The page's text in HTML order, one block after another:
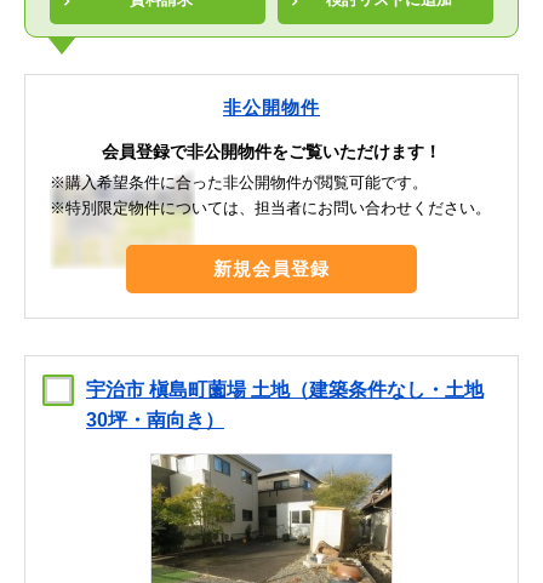
非公開物件
会員登録で非公開物件をご覧いただけます！
※購入希望条件に合った非公開物件が閲覧可能です。
※特別限定物件については、担当者にお問い合わせください。
新規会員登録
宇治市 槇島町薗場 土地（建築条件なし・土地
30坪・南向き）